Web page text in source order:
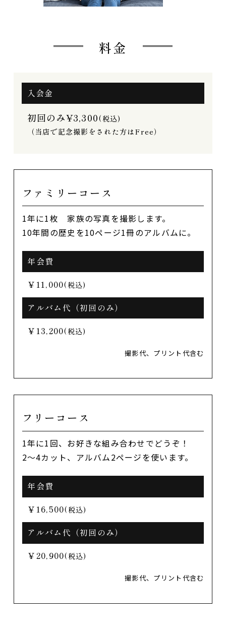
料金
入会金
初回のみ¥3,300(税込)
（当店で記念撮影をされた方はFree）
ファミリーコース
1年に1枚 家族の写真を撮影します。
10年間の歴史を10ページ1冊のアルバムに。
年会費
￥11,000(税込)
アルバム代（初回のみ）
￥13,200(税込)
撮影代、プリント代含む
フリーコース
1年に1回、お好きな組み合わせでどうぞ！
2～4カット、アルバム2ページを使います。
年会費
￥16,500(税込)
アルバム代（初回のみ）
￥20,900(税込)
撮影代、プリント代含む